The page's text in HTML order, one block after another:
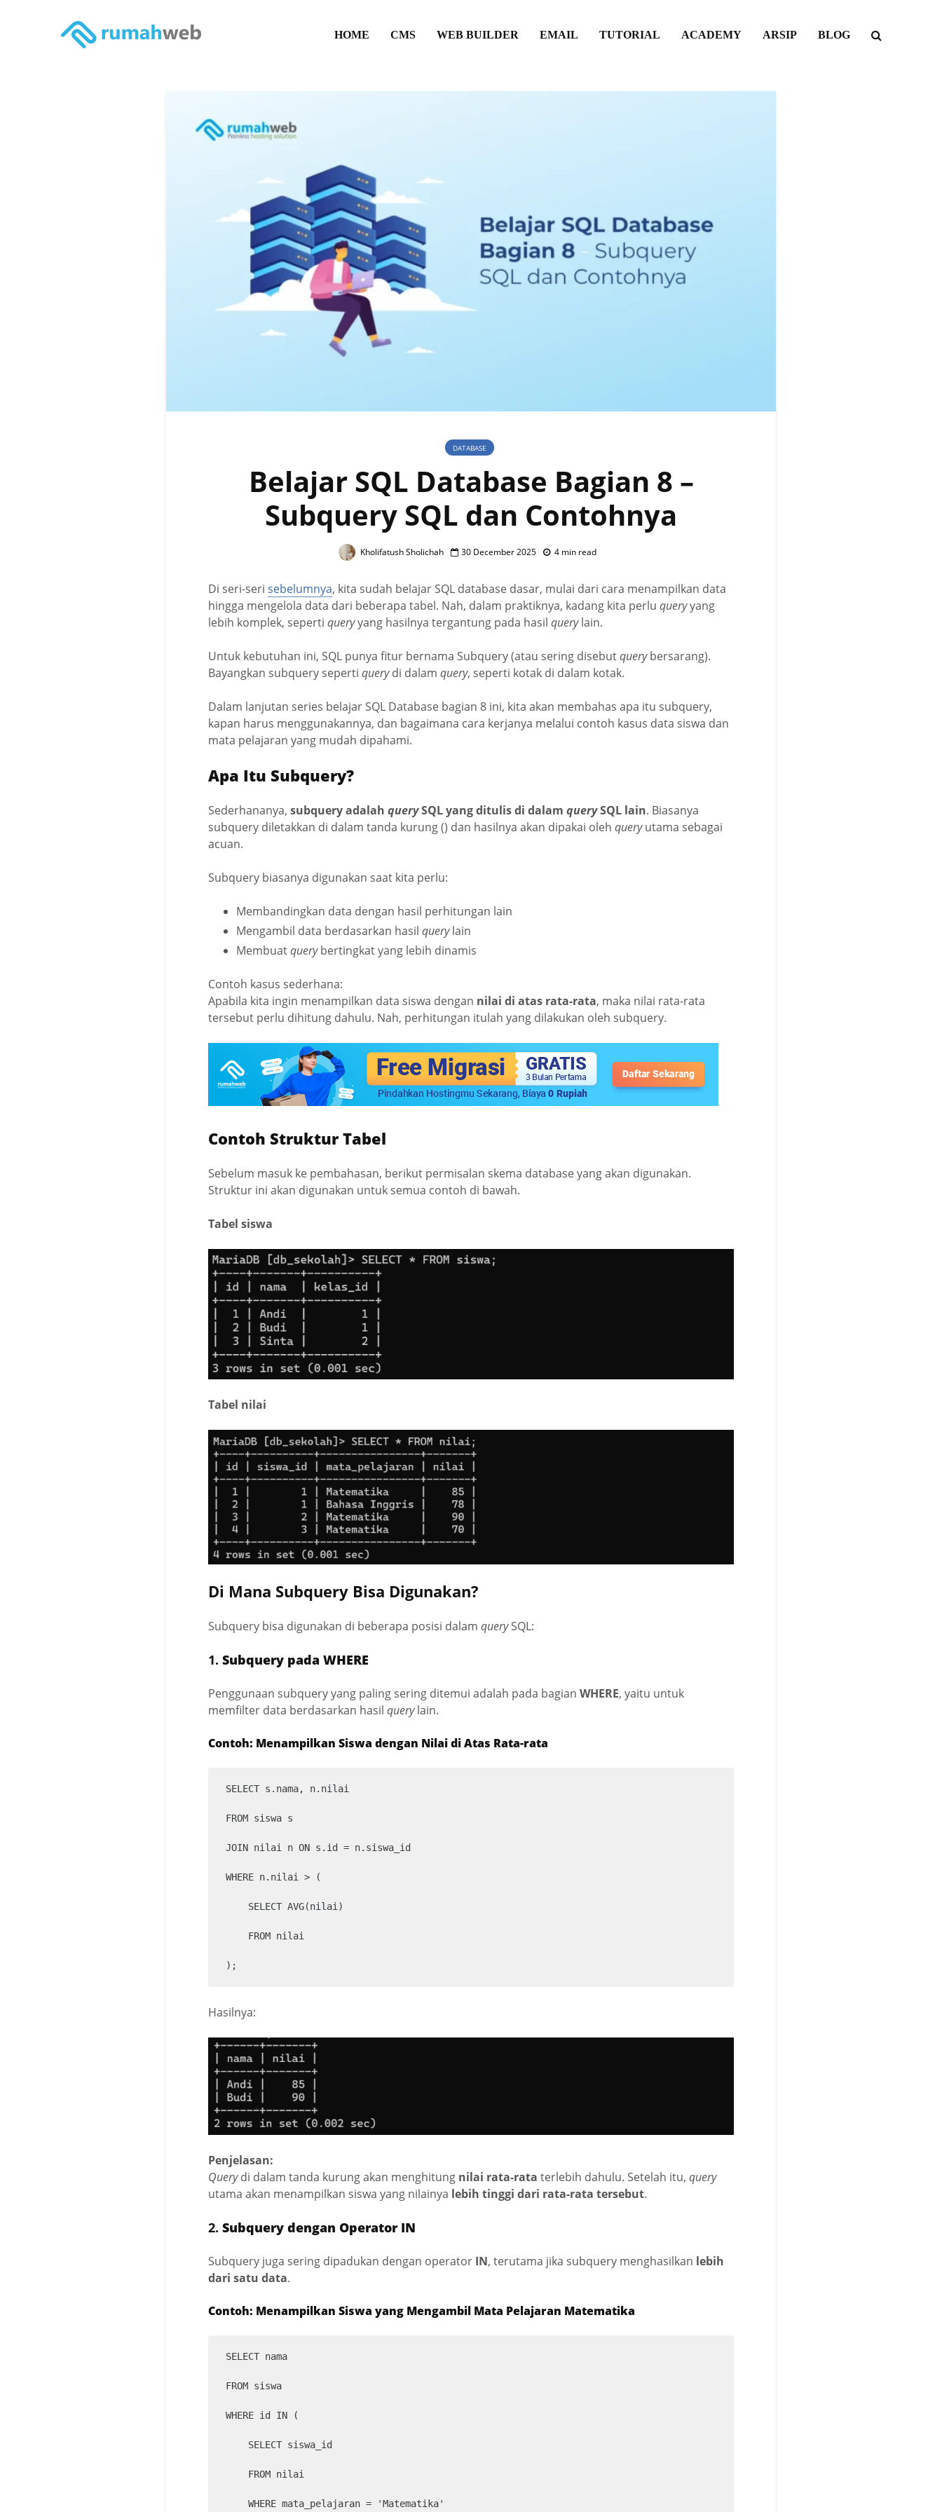
HOME CMS WEB BUILDER EMAIL TUTORIAL ACADEMY ARSIP BLOG
DATABASE
Belajar SQL Database Bagian 8 –
Subquery SQL dan Contohnya
Kholifatush Sholichah 30 December 2025 4 min read
Di seri-seri sebelumnya, kita sudah belajar SQL database dasar, mulai dari cara menampilkan data
hingga mengelola data dari beberapa tabel. Nah, dalam praktiknya, kadang kita perlu queryyang
lebih komplek, seperti queryyang hasilnya tergantung pada hasil querylain.
Untuk kebutuhan ini, SQL punya fitur bernama Subquery (atau sering disebutquerybersarang).
Bayangkan subquery seperti querydi dalam query, seperti kotak di dalam kotak.
Dalam lanjutan series belajar SQL Database bagian 8 ini, kita akan membahas apa itu subquery,
kapan harus menggunakannya, dan bagaimana cara kerjanya melalui contoh kasus data siswa dan
mata pelajaran yang mudah dipahami.
Apa Itu Subquery?
Sederhananya, subquery adalah querySQL yang ditulis di dalam querySQL lain. Biasanya
subquery diletakkan di dalam tanda kurung () dan hasilnya akan dipakai oleh queryutama sebagai
acuan.
Subquery biasanya digunakan saat kita perlu:
Membandingkan data dengan hasil perhitungan lain
Mengambil data berdasarkan hasil querylain
Membuatquerybertingkat yang lebih dinamis
Contoh kasus sederhana:
Apabila kita ingin menampilkan data siswa dengan nilai di atas rata-rata, maka nilai rata-rata
tersebut perlu dihitung dahulu. Nah, perhitungan itulah yang dilakukan oleh subquery.
Contoh Struktur Tabel
Sebelum masuk ke pembahasan, berikut permisalan skema database yang akan digunakan.
Struktur ini akan digunakan untuk semua contoh di bawah.
Tabel siswa
Tabel nilai
Di Mana Subquery Bisa Digunakan?
Subquery bisa digunakan di beberapa posisi dalam querySQL:
1. Subquery pada WHERE
Penggunaan subquery yang paling sering ditemui adalah pada bagian WHERE, yaitu untuk
memfilter data berdasarkan hasil querylain.
Contoh: Menampilkan Siswa dengan Nilai di Atas Rata-rata
SELECT s.nama, n.nilai
FROM siswa s
JOIN nilai n ON s.id = n.siswa_id
WHERE n.nilai > (
SELECT AVG(nilai)
FROM nilai
);
Hasilnya:
Penjelasan:
Querydi dalam tanda kurung akan menghitung nilai rata-rata terlebih dahulu. Setelah itu, query
utama akan menampilkan siswa yang nilainya lebih tinggi dari rata-rata tersebut.
2. Subquery dengan Operator IN
Subquery juga sering dipadukan dengan operator IN, terutama jika subquery menghasilkan lebih
dari satu data.
Contoh: Menampilkan Siswa yang Mengambil Mata Pelajaran Matematika
SELECT nama
FROM siswa
WHERE id IN (
SELECT siswa_id
FROM nilai
WHERE mata_pelajaran = 'Matematika'